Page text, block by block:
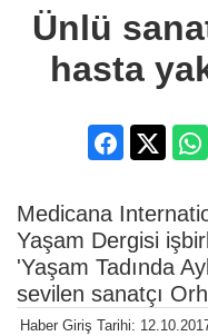
Ünlü
hasta
Medicana
Yaşam Dergisi
'Yaşam Tadında
sevilen sanatçı
Haber Giriş Tarihi: